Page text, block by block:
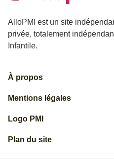
AlloPMI est un site
privée, totalement
Infantile.
À propos
Mentions légales
Logo PMI
Plan du site